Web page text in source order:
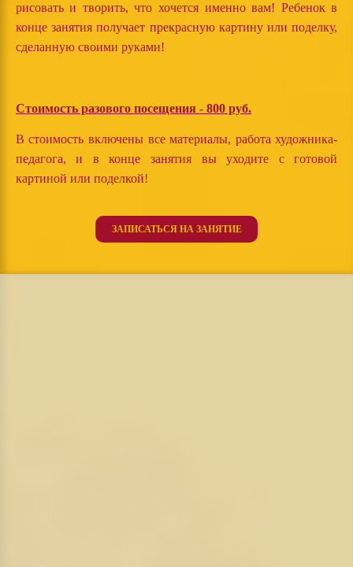
рисовать и творить, что хочется именно вам! Ребенок в
конце занятия получает прекрасную картину или поделку,
сделанную своими руками!
Стоимость разового посещения - 800 руб.
В стоимость включены все материалы, работа художника-
педагога, и в конце занятия вы уходите с готовой
картиной или поделкой!
ЗАПИСАТЬСЯ НА ЗАНЯТИЕ